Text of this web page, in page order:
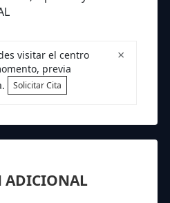
×
visitar el centro
previa
Solicitar Cita
ADICIONAL